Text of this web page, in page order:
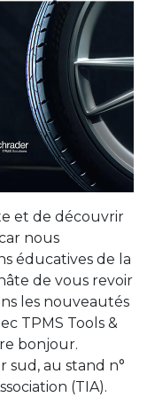
et de découvrir
nous
éducatives de la
de vous revoir
les nouveautés
TPMS Tools &
bonjour.
sud, au stand n°
(TIA).